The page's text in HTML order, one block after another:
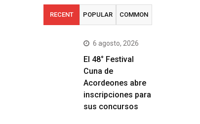
RECENT POPULAR COMMON
6 agosto, 2026
El 48° Festival
Cuna de
Acordeones abre
inscripciones para
sus concursos